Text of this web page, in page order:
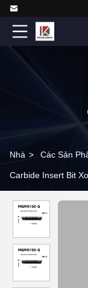
Nhà > Các Sản
Carbide Insert Bit